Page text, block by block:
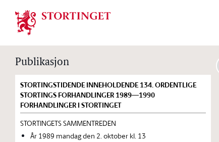
Stortinget.no
Publikasjon
STORTINGSTIDENDE INNEHOLDENDE 134. ORDENTLIGE
STORTINGS FORHANDLINGER 1989—1990
FORHANDLINGER I STORTINGET
STORTINGETS SAMMENTREDEN
År 1989 mandag den 2. oktober kl. 13